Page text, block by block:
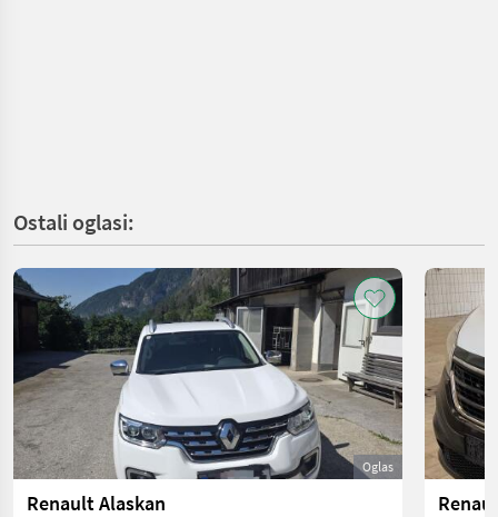
Ostali oglasi:
Oglas
Renault Alaskan